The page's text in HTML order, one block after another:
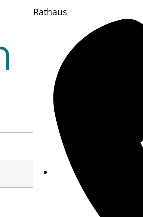
Rathaus